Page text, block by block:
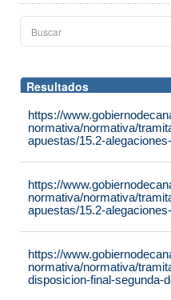
Resultados
https://
normativa/normativa/
apuestas/15.2-
https://
normativa/normativa/
apuestas/15.2-
https://
normativa/normativa/
disposicion-final-segunda-